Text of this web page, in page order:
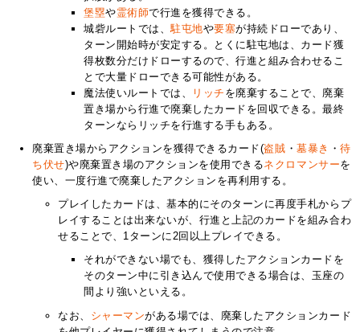
堡塁や霊術師で行進を獲得できる。
城砦ルートでは、駐屯地や要塞が持続ドローであり、
ターン開始時が安定する。とくに駐屯地は、カード獲
得枚数分だけドローするので、行進と組み合わせるこ
とで大量ドローできる可能性がある。
魔法使いルートでは、
リッチ を廃棄することで、廃棄
置き場から行進で廃棄したカードを回収できる。最終
ターンならリッチを行進する手もある。
廃棄置き場からアクションを獲得できるカード(盗賊 ・墓暴き ・待
ち伏せ)や廃棄置き場のアクションを使用できるネクロマンサーを
使い、一度行進で廃棄したアクションを再利用する。
プレイしたカードは、基本的にそのターンに再度手札からプ
レイすることは出来ないが、行進と上記のカードを組み合わ
せることで、1ターンに2回以上プレイできる。
それができない場でも、獲得したアクションカードを
そのターン中に引き込んで使用できる場合は、玉座の
間より強いといえる。
なお、 シャーマンがある場では、廃棄したアクションカード